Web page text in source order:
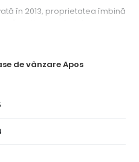
de vânzare Apos
în 2013, proprietatea îmbină
construită de 171
de circulație.
este amenajat ca
fântână proprie, fosă
și calorifere în toate
. Ferestrele sunt din PVC